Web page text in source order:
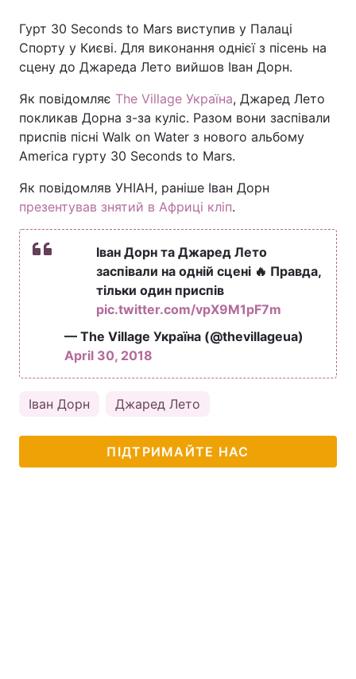
Гурт 30 Seconds to Mars виступив у Палаці
Спорту у Києві. Для виконання однієї з пісень на
сцену до Джареда Лето вийшов Іван Дорн.
Як повідомляє The Village Україна, Джаред Лето
покликав Дорна з-за куліс. Разом вони заспівали
приспів пісні Walk on Water з нового альбому
America гурту 30 Seconds to Mars.
Як повідомляв УНІАН, раніше Іван Дорн
презентував знятий в Африці кліп.
Іван Дорн та Джаред Лето
заспівали на одній сцені 🔥 Правда,
тільки один приспів
pic.twitter.com/vpX9M1pF7m
— The Village Україна (@thevillageua)
April 30, 2018
Іван Дорн Джаред Лето
ПІДТРИМАЙТЕ НАС